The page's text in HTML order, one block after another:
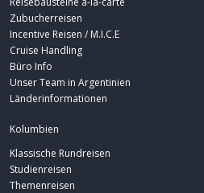
Zubucherreisen
Incentive Reisen / M.I.C.E
Cruise Handling
Büro Info
Unser Team in Argentinien
Länderinformationen
Kolumbien
Klassische Rundreisen
Studienreisen
Themenreisen